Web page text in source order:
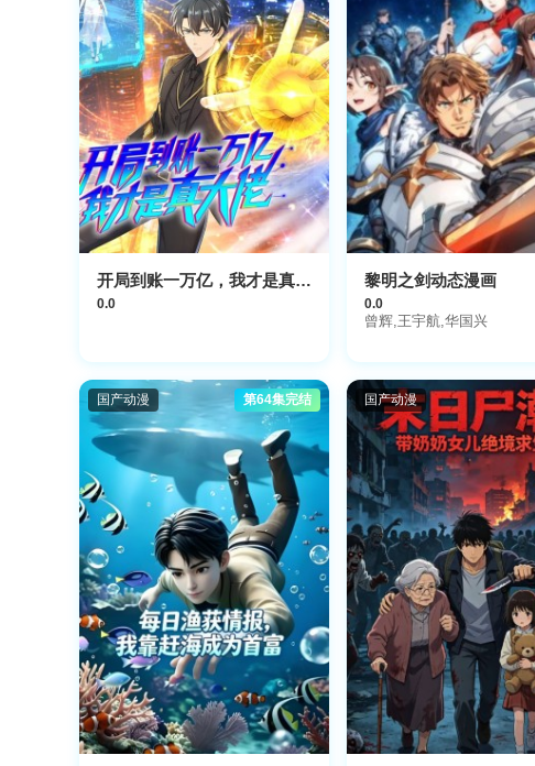
开局到账一万亿，我才是真大佬
0.0
黎明之剑动态漫画
0.0
曾辉,王宇航,华国兴
国产动漫 第64集完结 国产动漫